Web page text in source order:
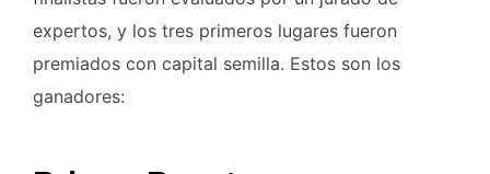
expertos, y los tres primeros lugares fueron
premiados con capital semilla. Estos son los
ganadores: